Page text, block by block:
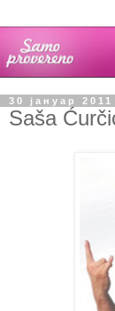
30 јануар 2011
Saša